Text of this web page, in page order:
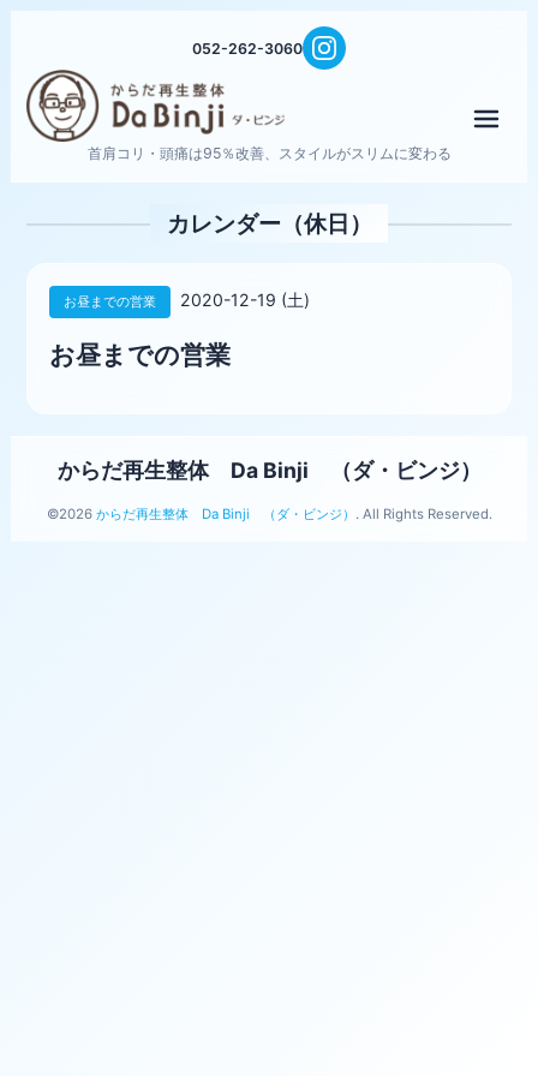
052-262-3060
首肩コリ・頭痛は95％改善、スタイルがスリムに変わる
カレンダー（休日）
お昼までの営業 2020-12-19 (土)
お昼までの営業
からだ再生整体 Da Binji （ダ・ビンジ）
©2026 からだ再生整体 Da Binji （ダ・ビンジ） . All Rights Reserved.